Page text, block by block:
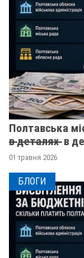
Полтавська
в̶ ̶д̶е̶т̶а̶л̶я̶х̶ ̶ в
01 травня 2026
БЛОГИ